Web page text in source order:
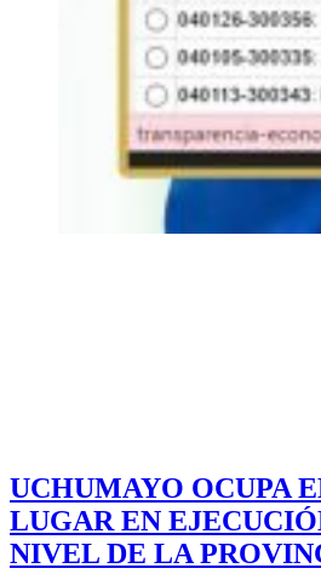
UCHUMAYO OCUPA
LUGAR EN
NIVEL DE LA